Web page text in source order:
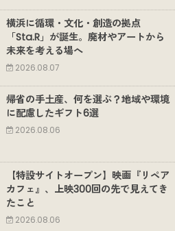
横浜に循環・文化・創造の拠点
「Sta.R」が誕生。廃材やアートから
未来を考える場へ
2026.08.07
帰省の手土産、何を選ぶ？地域や環境
に配慮したギフト6選
2026.08.06
【特設サイトオープン】映画『リペア
カフェ』、上映300回の先で見えてき
たこと
2026.08.06